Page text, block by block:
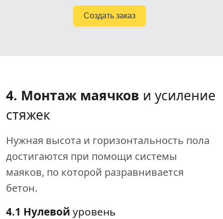
Создать заказ
4. Монтаж маячков и усиление
стяжек
Нужная высота и горизонтальность пола
достигаются при помощи системы
маяков, по которой разравнивается
бетон.
4.1 Нулевой уровень